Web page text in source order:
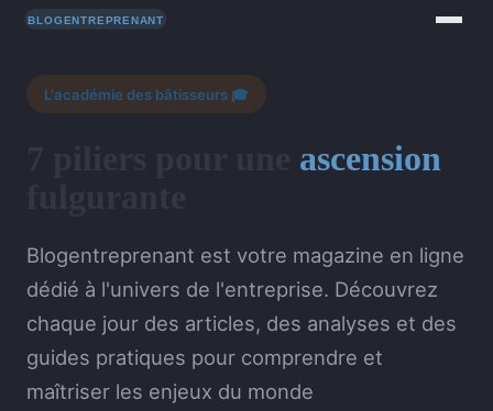
L'académie des bâtisseurs 🎓
ascension
Blogentreprenant est votre magazine en ligne
dédié à l'univers de l'entreprise. Découvrez
chaque jour des articles, des analyses et des
guides pratiques pour comprendre et
maîtriser les enjeux du monde